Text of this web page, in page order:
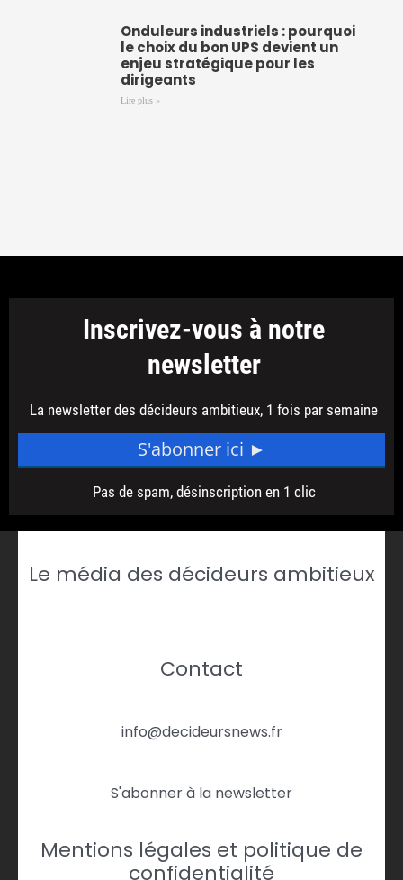
Onduleurs industriels : pourquoi
le choix du bon UPS devient un
enjeu stratégique pour les
dirigeants
Lire plus »
Le média des décideurs ambitieux
Contact
info@decideursnews.fr
S'abonner à la newsletter
Mentions légales et politique de
confidentialité